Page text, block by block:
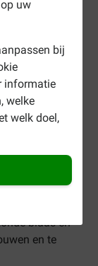
uw
bij
informatie
welke
welk doel,
of zogende
gezonde
kattenvoer is
gesteriliseerde
graanvrije
Hill's Kitten
om de
oud optimaal
andere het
blaas en
en te